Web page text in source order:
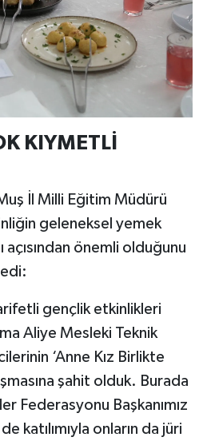
KIYMETLİ
İl Milli Eğitim Müdürü
geleneksel yemek
açısından önemli olduğunu
gençlik etkinlikleri
Aliye Mesleki Teknik
‘Anne Kız Birlikte
şahit olduk. Burada
Federasyonu Başkanımız
katılımıyla onların da jüri